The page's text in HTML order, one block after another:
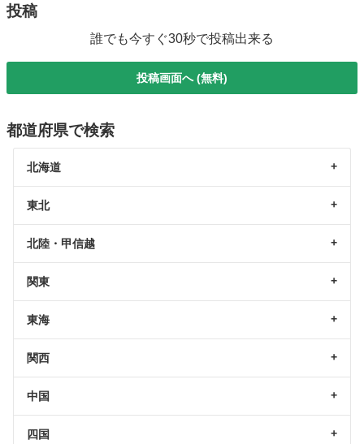
投稿
誰でも今すぐ30秒で投稿出来る
投稿画面へ (無料)
都道府県で検索
北海道
東北
北陸・甲信越
関東
東海
関西
中国
四国